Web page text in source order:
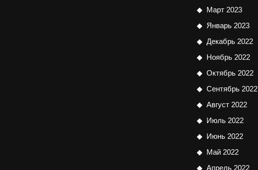
Март 2023
Январь 2023
Декабрь 2022
Ноябрь 2022
Октябрь 2022
Сентябрь 2022
Август 2022
Июль 2022
Июнь 2022
Май 2022
Апрель 2022